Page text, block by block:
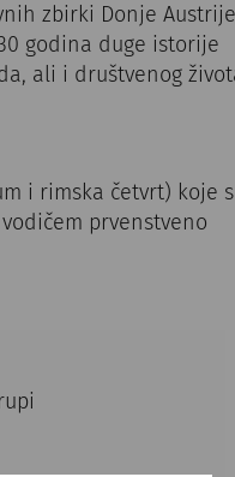
zbirki Donje
godina duge istorije
ali i društvenog
i rimska četvrt) koje
prvenstveno